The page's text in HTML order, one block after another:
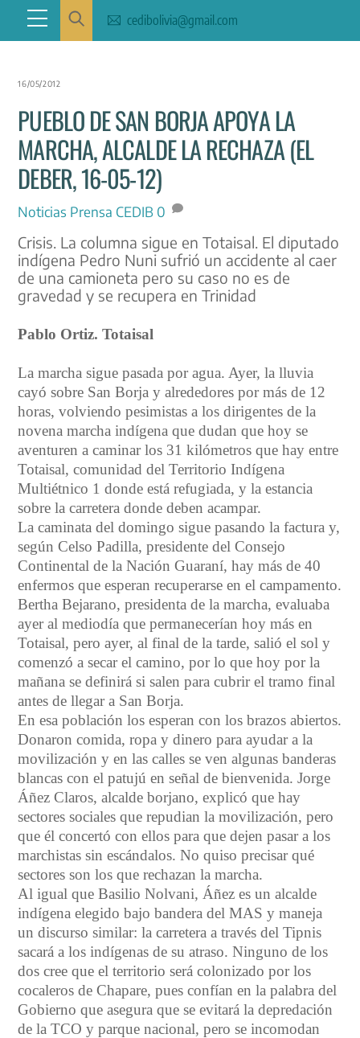
content
Menu cedibolivia@gmail.com
16/05/2012
PUEBLO DE SAN BORJA APOYA LA
MARCHA, ALCALDE LA RECHAZA (EL
DEBER, 16-05-12)
Noticias Prensa CEDIB 0
Crisis. La columna sigue en Totaisal. El diputado
indígena Pedro Nuni sufrió un accidente al caer
de una camioneta pero su caso no es de
gravedad y se recupera en Trinidad
Pablo Ortiz. Totaisal
La marcha sigue pasada por agua. Ayer, la lluvia
cayó sobre San Borja y alrededores por más de 12
horas, volviendo pesimistas a los dirigentes de la
novena marcha indígena que dudan que hoy se
aventuren a caminar los 31 kilómetros que hay entre
Totaisal, comunidad del Territorio Indígena
Multiétnico 1 donde está refugiada, y la estancia
sobre la carretera donde deben acampar.
La caminata del domingo sigue pasando la factura y,
según Celso Padilla, presidente del Consejo
Continental de la Nación Guaraní, hay más de 40
enfermos que esperan recuperarse en el campamento.
Bertha Bejarano, presidenta de la marcha, evaluaba
ayer al mediodía que permanecerían hoy más en
Totaisal, pero ayer, al final de la tarde, salió el sol y
comenzó a secar el camino, por lo que hoy por la
mañana se definirá si salen para cubrir el tramo final
antes de llegar a San Borja.
En esa población los esperan con los brazos abiertos.
Donaron comida, ropa y dinero para ayudar a la
movilización y en las calles se ven algunas banderas
blancas con el patujú en señal de bienvenida. Jorge
Áñez Claros, alcalde borjano, explicó que hay
sectores sociales que repudian la movilización, pero
que él concertó con ellos para que dejen pasar a los
marchistas sin escándalos. No quiso precisar qué
sectores son los que rechazan la marcha.
Al igual que Basilio Nolvani, Áñez es un alcalde
indígena elegido bajo bandera del MAS y maneja
un discurso similar: la carretera a través del Tipnis
sacará a los indígenas de su atraso. Ninguno de los
dos cree que el territorio será colonizado por los
cocaleros de Chapare, pues confían en la palabra del
Gobierno que asegura que se evitará la depredación
de la TCO y parque nacional, pero se incomodan